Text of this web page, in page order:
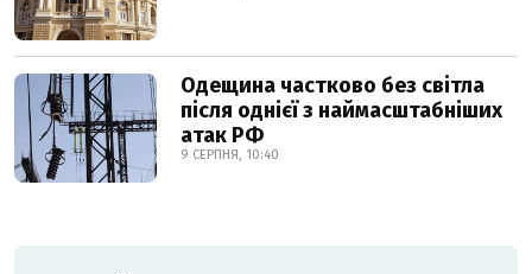
Одещина частково без світла
після однієї з наймасштабніших
атак РФ
9 СЕРПНЯ, 10:40